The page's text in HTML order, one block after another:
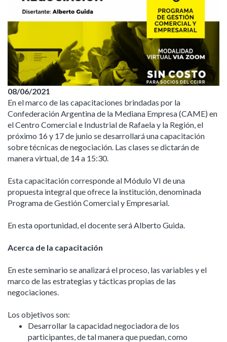
08/06/2021
En el marco de las capacitaciones brindadas por la
Confederación Argentina de la Mediana Empresa (CAME) en
el Centro Comercial e Industrial de Rafaela y la Región, el
próximo 16 y 17 de junio se desarrollará una capacitación
sobre técnicas de negociación. Las clases se dictarán de
manera virtual, de 14 a 15:30.
Esta capacitación corresponde al Módulo VI de una
propuesta integral que ofrece la institución, denominada
Programa de Gestión Comercial y Empresarial.
En esta oportunidad, el docente será Alberto Guida.
Acerca de la capacitación
En este seminario se analizará el proceso, las variables y el
marco de las estrategias y tácticas propias de las
negociaciones.
Los objetivos son:
Desarrollar la capacidad negociadora de los
participantes, de tal manera que puedan, como